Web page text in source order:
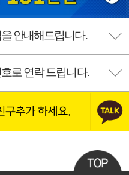
안내해드립니다.
로 연락 드립니다.